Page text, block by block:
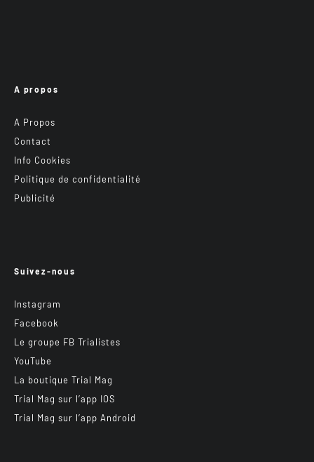
A propos
A Propos
Contact
Info Cookies
Politique de confidentialité
Publicité
Suivez-nous
Instagram
Facebook
Le groupe FB Trialistes
YouTube
La boutique Trial Mag
Trial Mag sur l’app IOS
Trial Mag sur l’app Android